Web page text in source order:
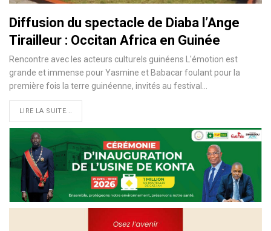
Diffusion du spectacle de Diaba l’Ange
Tirailleur : Occitan Africa en Guinée
Rencontre avec les acteurs culturels guinéens L'émotion est
grande et immense pour Yasmine et Babacar foulant pour la
première fois la terre guinéenne, invités au festival…
LIRE LA SUITE...